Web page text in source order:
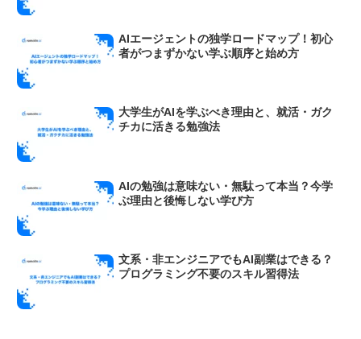
AIエージェントの独学ロードマップ！初心
者がつまずかない学ぶ順序と始め方
大学生がAIを学ぶべき理由と、就活・ガク
チカに活きる勉強法
AIの勉強は意味ない・無駄って本当？今学
ぶ理由と後悔しない学び方
文系・非エンジニアでもAI副業はできる？
プログラミング不要のスキル習得法